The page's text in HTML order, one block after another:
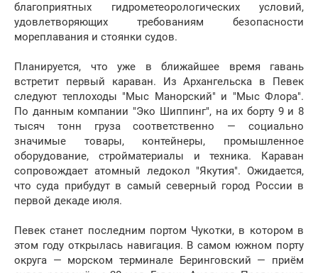
благоприятных гидрометеорологических условий,
удовлетворяющих требованиям безопасности
мореплавания и стоянки судов.
Планируется, что уже в ближайшее время гавань
встретит первый караван. Из Архангельска в Певек
следуют теплоходы "Мыс Манорский" и "Мыс Флора".
По данным компании "Эко Шиппинг", на их борту 9 и 8
тысяч тонн груза соответственно — социально
значимые товары, контейнеры, промышленное
оборудование, стройматериалы и техника. Караван
сопровождает атомный ледокол "Якутия". Ожидается,
что суда прибудут в самый северный город России в
первой декаде июля.
Певек станет последним портом Чукотки, в котором в
этом году открылась навигация. В самом южном порту
округа — морском терминале Беринговский — приём